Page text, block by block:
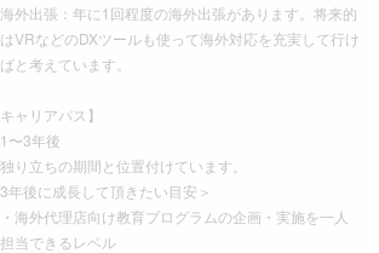
海外出張：年に1回程度の海外出張があります。将来的
VRなどのDXツールも使って海外対応を充実して行け
と考えています。
キャリアパス】
〜3年後
り立ちの期間と位置付けています。
年後に成長して頂きたい目安＞
海外代理店向け教育プログラムの企画・実施を一人
当できるレベル